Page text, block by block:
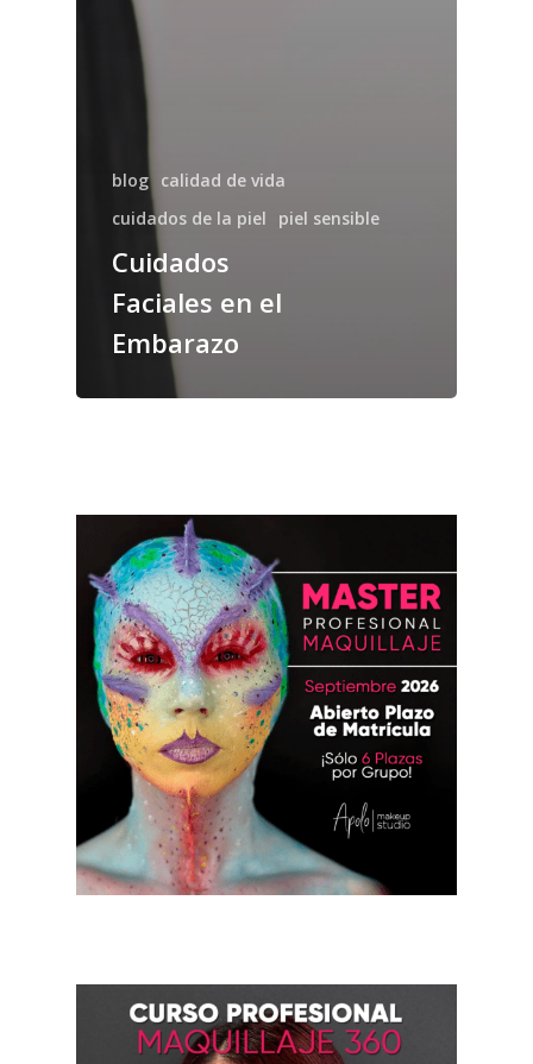
blog calidad de vida
cuidados de la piel
piel sensible
Cuidados
Faciales en el
Embarazo